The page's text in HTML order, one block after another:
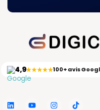
4,9★★★★★100+ avis